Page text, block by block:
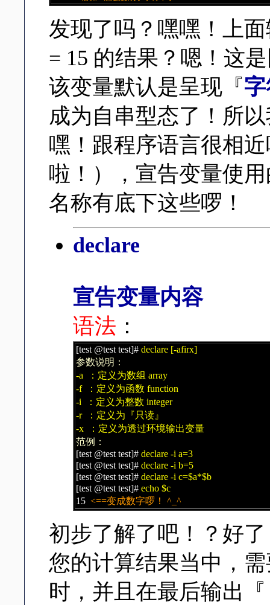
发现了吗？嘿嘿！上
= 15 的结果？嗯！这
该变量默认是呈现『
成为自串型态了！所
嘿！跟程序语言很相
啦！），宣告变量使
名称有底下这些啰！
declare
宣告变量内容
语法 ：
[test @test test]# declare [-afirx]
参数说明：
-a ：定义为数组 array
-f ：定义为函数 function
-i ：定义为整数 integer
-r ：定义为『只读』
-x ：定义为透过环境输出变量
范例：
[test @test test]# declare -i a=3
[test @test test]# declare -i b=5
[test @test test]# declare -i c=$a*$b
[test @test test]# echo $c
15 <==变成数字啰！ ^_^
初步了解了吧！？好
您的计算结果当中，
时，并且在最后输出『